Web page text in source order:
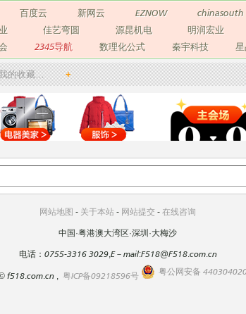
百度云 新网云 EZNOW chinasouth
佳艺弯圆 源昆机电 明润宏业
2345导航 数理化公式 秦宇科技
的收藏… +
网站地图 - 关于本站 - 网站提交 - 在线咨询
中国·粤港澳大湾区·深圳·大梅沙
电话：0755-3316 3029,E－mail:F518@F518.com.cn
f518.com.cn , 粤ICP备09218596号 粤公网安备